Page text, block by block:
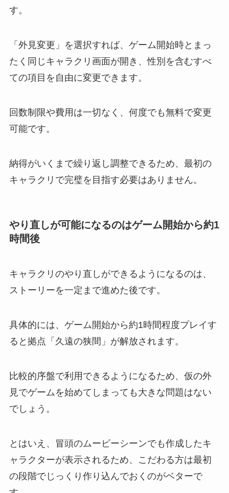
す。
「外見変更」を選択すれば、ゲーム開始時とまっ
たく同じキャラクリ画面が開き、性別を含むすべ
ての項目を自由に変更できます。
回数制限や費用は一切なく、何度でも無料で変更
可能です。
納得がいくまで繰り返し調整できるため、最初の
キャラクリで完璧を目指す必要はありません。
やり直しが可能になるのはゲーム開始から約1
時間後
キャラクリのやり直しができるようになるのは、
ストーリーを一定まで進めた後です。
具体的には、ゲーム開始から約1時間程度プレイす
ると拠点「久遠の狭間」が解放されます。
比較的序盤で利用できるようになるため、仮の外
見でゲームを始めてしまっても大きな問題はない
でしょう。
とはいえ、冒頭のムービーシーンでも作成したキ
ャラクターが表示されるため、こだわる方は最初
の段階でじっくり作り込んでおくのがベターで